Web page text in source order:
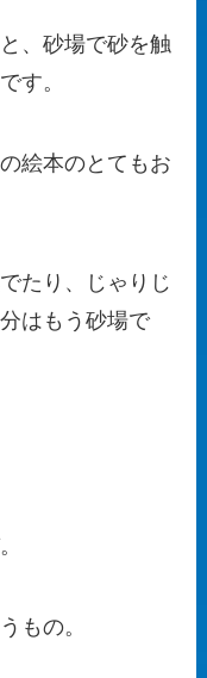
、砂場で砂を触
す。
絵本のとてもお
たり、じゃりじ
はもう砂場で
もの。